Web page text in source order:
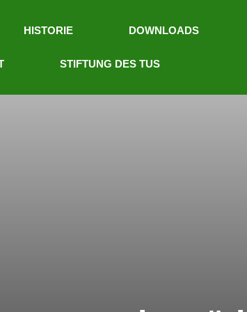
HISTORIE DOWNLOADS
STIFTUNG DES TUS